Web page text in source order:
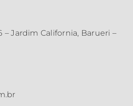
– Jardim California, Barueri –